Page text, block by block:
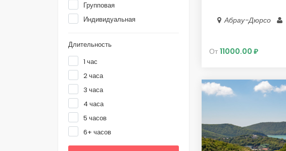
Групповая
Индивидуальная
Длительность
1 час
2 часа
3 часа
4 часа
5 часов
6+ часов
Абрау-Дюрсо
От 11000.00 ₽